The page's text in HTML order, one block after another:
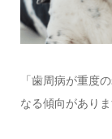
「歯周病が重度
なる傾向がありま